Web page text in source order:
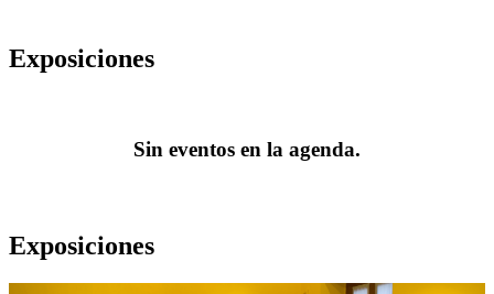
Exposiciones
Sin eventos en la agenda.
Exposiciones